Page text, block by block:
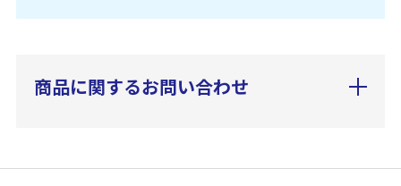
商品に関するお問い合わせ